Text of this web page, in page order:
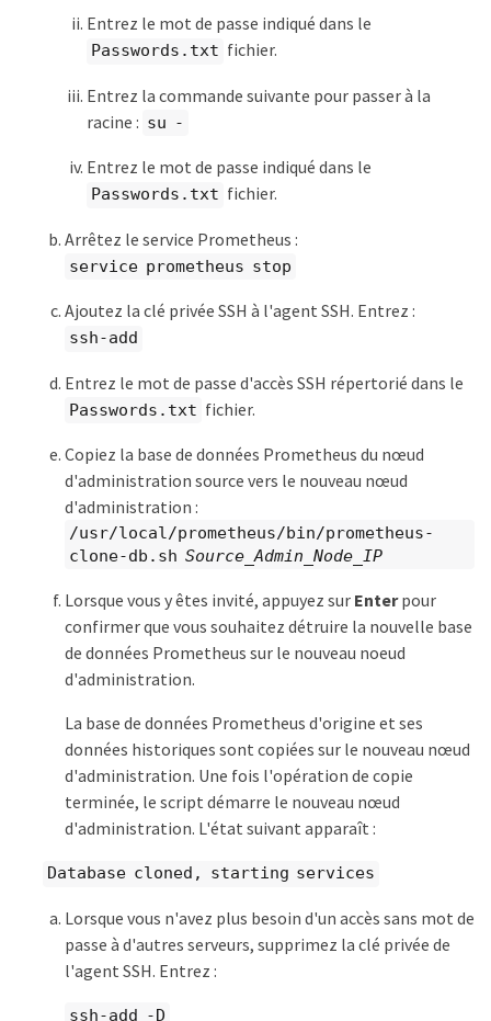
Entrez le mot de passe indiqué dans le
Passwords.txt fichier.
Entrez la commande suivante pour passer à la
racine : su -
Entrez le mot de passe indiqué dans le
Passwords.txt fichier.
Arrêtez le service Prometheus :
service prometheus stop
Ajoutez la clé privée SSH à l'agent SSH. Entrez :
ssh-add
Entrez le mot de passe d'accès SSH répertorié dans le
Passwords.txt fichier.
Copiez la base de données Prometheus du nœud
d'administration source vers le nouveau nœud
d'administration :
/usr/local/prometheus/bin/prometheus-
clone-db.sh Source_Admin_Node_IP
Lorsque vous y êtes invité, appuyez sur Enterpour
confirmer que vous souhaitez détruire la nouvelle base
de données Prometheus sur le nouveau noeud
d'administration.
La base de données Prometheus d'origine et ses
données historiques sont copiées sur le nouveau nœud
d'administration. Une fois l'opération de copie
terminée, le script démarre le nouveau nœud
d'administration. L'état suivant apparaît :
Database cloned, starting services
Lorsque vous n'avez plus besoin d'un accès sans mot de
passe à d'autres serveurs, supprimez la clé privée de
l'agent SSH. Entrez :
ssh-add -D